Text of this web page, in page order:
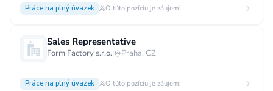
Práce na plný úvazek O túto pozíciu je záujem!
Sales Representative
Form Factory s.r.o.| Praha, CZ
Práce na plný úvazek O túto pozíciu je záujem!
Práce na živnost
Práce přes internet
Vzdělání
Vzdělání není podstatné
Základní